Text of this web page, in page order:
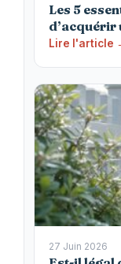
Les 5
d’acquérir
Lire l'article
27 Juin 2026